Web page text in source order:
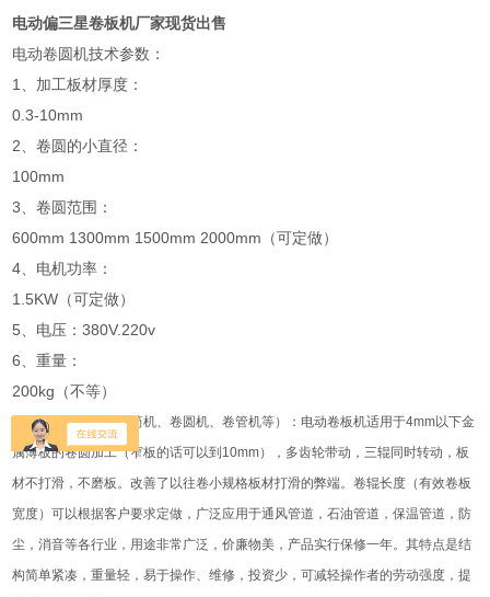
电动偏三星卷板机厂家现货出售
电动卷圆机技术参数：
1、加工板材厚度：
0.3-10mm
2、卷圆的小直径：
100mm
3、卷圆范围：
600mm 1300mm 1500mm 2000mm（可定做）
4、电机功率：
1.5KW（可定做）
5、电压：380V.220v
6、重量：
200kg（不等）
电动卷板机（又称卷筒机、卷圆机、卷管机等）：电动卷板机适用于4mm以下金
属薄板的卷圆加工（窄板的话可以到10mm），多齿轮带动，三辊同时转动，板
材不打滑，不磨板。改善了以往卷小规格板材打滑的弊端。卷辊长度（有效卷板
宽度）可以根据客户要求定做，广泛应用于通风管道，石油管道，保温管道，防
尘，消音等各行业，用途非常广泛，价廉物美，产品实行保修一年。其特点是结
构简单紧凑，重量轻，易于操作、维修，投资少，可减轻操作者的劳动强度，提